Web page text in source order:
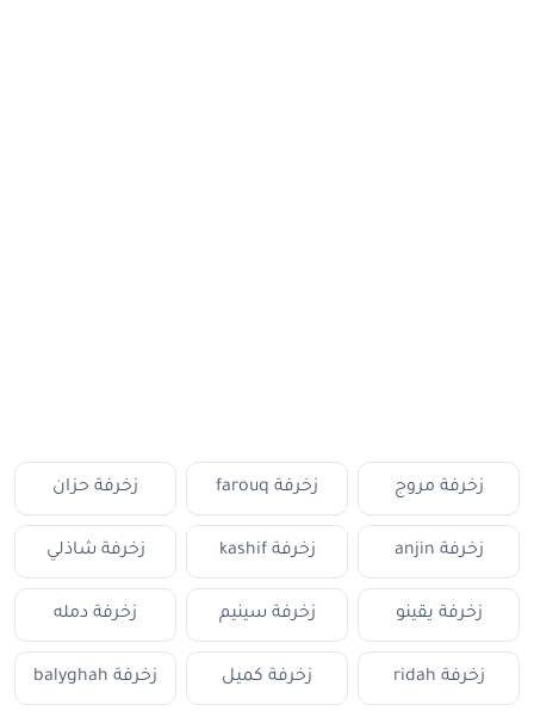
زخرفة مروج زخرفة farouq زخرفة حزان
زخرفة anjin زخرفة kashif زخرفة شاذلي
زخرفة يقينو زخرفة سينيم زخرفة دمله
زخرفة ridah زخرفة كميل زخرفة balyghah